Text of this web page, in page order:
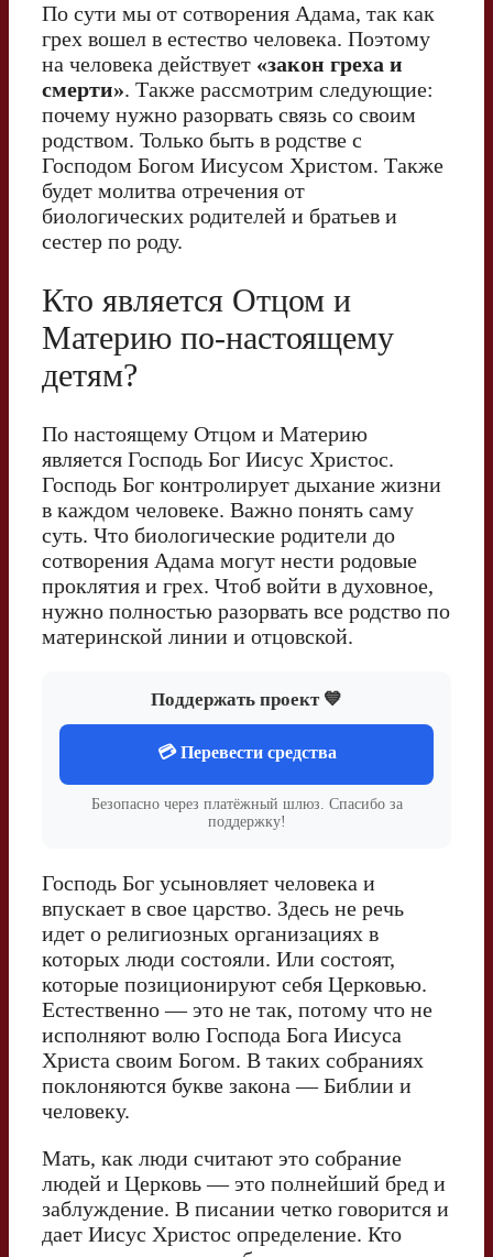
По сути мы от сотворения Адама, так как
грех вошел в естество человека. Поэтому
на человека действует «закон греха и
смерти». Также рассмотрим следующие:
почему нужно разорвать связь со своим
родством. Только быть в родстве с
Господом Богом Иисусом Христом. Также
будет молитва отречения от
биологических родителей и братьев и
сестер по роду.
Кто является Отцом и
Материю по-настоящему
детям?
По настоящему Отцом и Материю
является Господь Бог Иисус Христос.
Господь Бог контролирует дыхание жизни
в каждом человеке. Важно понять саму
суть. Что биологические родители до
сотворения Адама могут нести родовые
проклятия и грех. Чтоб войти в духовное,
нужно полностью разорвать все родство по
материнской линии и отцовской.
Поддержать проект 💙
💳 Перевести средства
Безопасно через платёжный шлюз. Спасибо за
поддержку!
Господь Бог усыновляет человека и
впускает в свое царство. Здесь не речь
идет о религиозных организациях в
которых люди состояли. Или состоят,
которые позиционируют себя Церковью.
Естественно — это не так, потому что не
исполняют волю Господа Бога Иисуса
Христа своим Богом. В таких собраниях
поклоняются букве закона — Библии и
человеку.
Мать, как люди считают это собрание
людей и Церковь — это полнейший бред и
заблуждение. В писании четко говорится и
дает Иисус Христос определение. Кто